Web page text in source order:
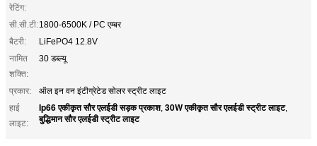
रेटिंग:
सी.सी.टी:1800-6500K / PC एम्बर
बैटरी:
LiFePO4 12.8V
नामित
शक्ति:
30 डब्ल्यू
प्रकार:
ऑल इन वन इंटीग्रेटेड सोलर स्ट्रीट लाइट
हाई
लाइट:
Ip66 एकीकृत सौर एलईडी सड़क प्रकाश, 30W एकीकृत सौर एलईडी स्ट्रीट लाइट,
बुद्धिमान सौर एलईडी स्ट्रीट लाइट